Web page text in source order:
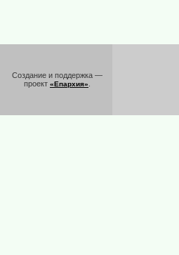
Создание и поддержка —
проект «Епархия»